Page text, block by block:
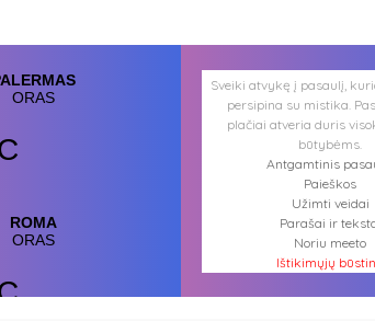
Sveiki atvykę į pasaulį,
persipina su mistika.
plačiai atveria duris
būtybėms.
Antgamtinis
Paieškos
Užimti veidai
Parašai ir
Noriu meeto
Ištikimųjų